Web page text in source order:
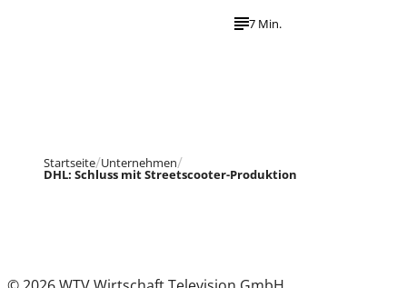
7 Min.
Startseite Unternehmen
DHL: Schluss mit Streetscooter-Produktion